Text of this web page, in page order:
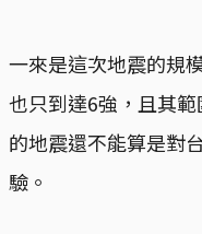
一來是這次地震的規
也只到達6強，且其
的地震還不能算是對
驗。